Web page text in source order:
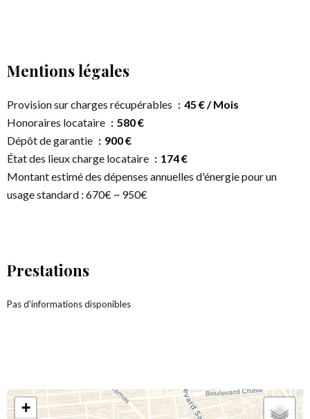
Mentions légales
Provision sur charges récupérables
45 € / Mois
Honoraires locataire
580 €
Dépôt de garantie
900 €
État des lieux charge locataire
174 €
Montant estimé des dépenses annuelles d'énergie pour un
usage standard : 670€ ~ 950€
Prestations
Pas d'informations disponibles
+